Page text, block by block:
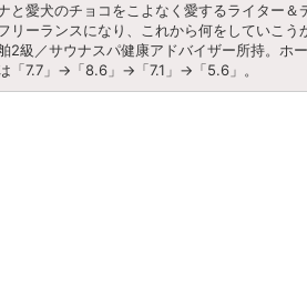
と愛犬のチョコをこよなく愛するライター
リーランスになり、これから何をしていこ
2級／サウナスパ健康アドバイザー所持。ホ
「7.7」→「8.6」→「7.1」→「5.6」。